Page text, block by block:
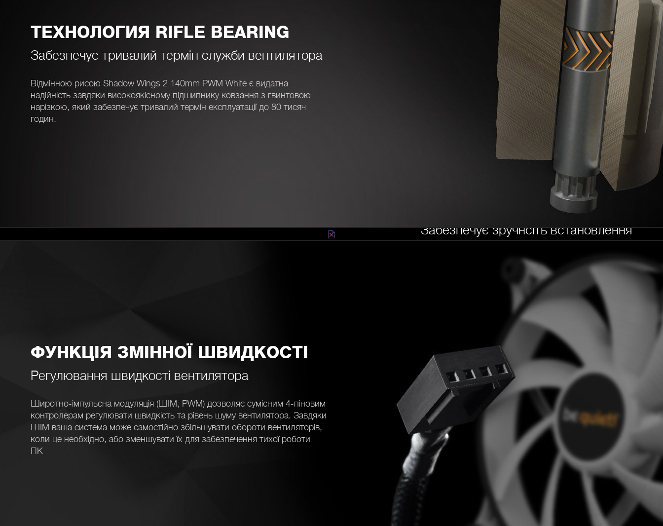
ТЕХНОЛОГИЯ RIFLE BEARING
Забезпечує тривалий термін служби вентилятора
Відмінною рисою Shadow Wings 2 140mm PWM White є видатна
надійність завдяки високоякісному підшипнику ковзання з гвинтовою
нарізкою, який забезпечує тривалий термін експлуатації до 80 тисяч
годин.
СИСТЕМА КРІПЛЕНЬ PUSH-PIN
Забезпечує зручнсіть встановлення
Антивібраційна система кріплень push-pin забезпечує легку і швидку
установку вентилятора без використання гвинтів і викрутки.
ФУНКЦІЯ ЗМІННОЇ ШВИДКОСТІ
Регулювання швидкості вентилятора
Широтно-імпульсна модуляція (ШІМ, PWM) дозволяє сумісним 4-піновим
контролерам регулювати швидкість та рівень шуму вентилятора. Завдяки
ШІМ ваша система може самостійно збільшувати обороти вентиляторів,
коли це необхідно, або зменшувати їх для забезпечення тихої роботи
ПК